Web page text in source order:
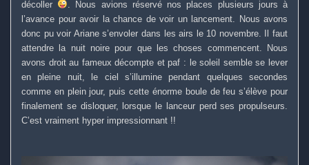
décoller
. Nous avions réservé nos places plusieurs jours à
l’avance pour avoir la chance de voir un lancement. Nous avons
donc pu voir Ariane s’envoler dans les airs le 10 novembre. Il faut
attendre la nuit noire pour que les choses commencent. Nous
avons droit au fameux décompte et paf : le soleil semble se lever
en pleine nuit, le ciel s’illumine pendant quelques secondes
comme en plein jour, puis cette énorme boule de feu s’élève pour
finalement se disloquer, lorsque le lanceur perd ses propulseurs.
C’est vraiment hyper impressionnant !!